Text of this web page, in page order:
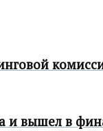
и вышел в